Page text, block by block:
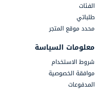
الفئات
طلباتي
محدد موقع المتجر
معلومات السياسة
شروط الاستخدام
موافقة الخصوصية
المدفوعات